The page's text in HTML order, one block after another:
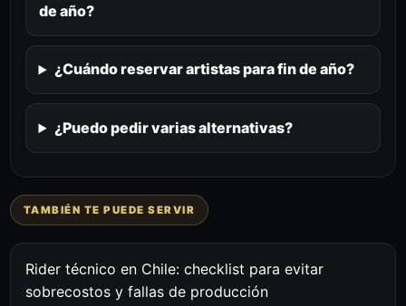
de año?
¿Cuándo reservar artistas para fin de año?
¿Puedo pedir varias alternativas?
TAMBIÉN TE PUEDE SERVIR
Rider técnico en Chile: checklist para evitar
sobrecostos y fallas de producción